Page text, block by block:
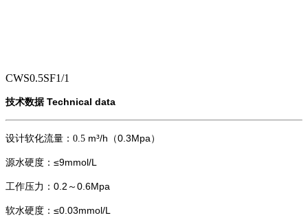
CWS0.5SF1/1
技术数据 Technical data
设计软化流量： 0.5 m³/h （0.3Mpa ）
源水硬度： ≤9mmol/L
工作压力： 0.2 ～ 0.6Mpa
软水硬度： ≤0.03mmol/L